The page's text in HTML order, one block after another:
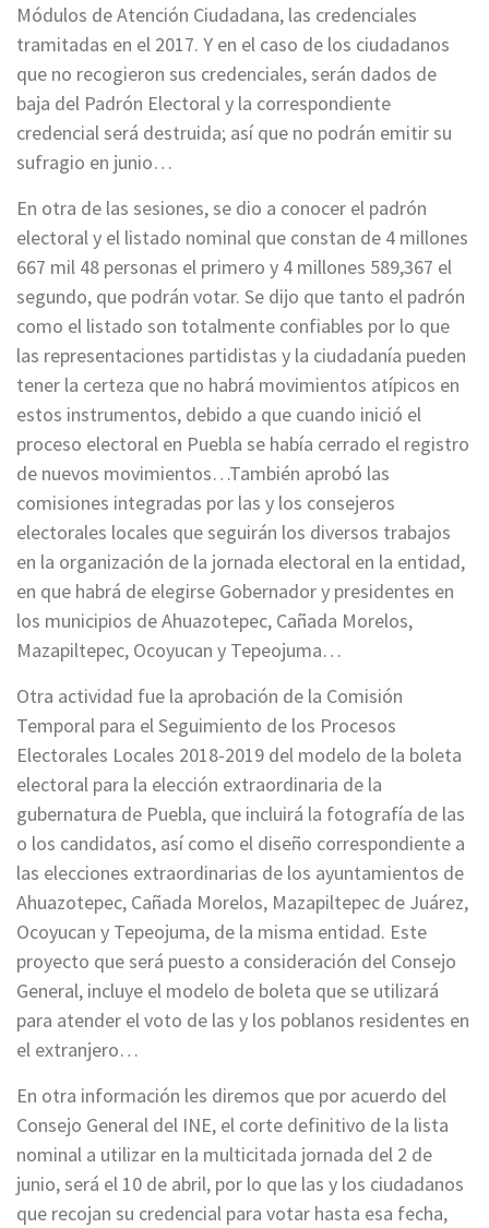
Módulos de Atención Ciudadana, las credenciales
tramitadas en el 2017. Y en el caso de los ciudadanos
que no recogieron sus credenciales, serán dados de
baja del Padrón Electoral y la correspondiente
credencial será destruida; así que no podrán emitir su
sufragio en junio…
En otra de las sesiones, se dio a conocer el padrón
electoral y el listado nominal que constan de 4 millones
667 mil 48 personas el primero y 4 millones 589,367 el
segundo, que podrán votar. Se dijo que tanto el padrón
como el listado son totalmente confiables por lo que
las representaciones partidistas y la ciudadanía pueden
tener la certeza que no habrá movimientos atípicos en
estos instrumentos, debido a que cuando inició el
proceso electoral en Puebla se había cerrado el registro
de nuevos movimientos…También aprobó las
comisiones integradas por las y los consejeros
electorales locales que seguirán los diversos trabajos
en la organización de la jornada electoral en la entidad,
en que habrá de elegirse Gobernador y presidentes en
los municipios de Ahuazotepec, Cañada Morelos,
Mazapiltepec, Ocoyucan y Tepeojuma…
Otra actividad fue la aprobación de la Comisión
Temporal para el Seguimiento de los Procesos
Electorales Locales 2018-2019 del modelo de la boleta
electoral para la elección extraordinaria de la
gubernatura de Puebla, que incluirá la fotografía de las
o los candidatos, así como el diseño correspondiente a
las elecciones extraordinarias de los ayuntamientos de
Ahuazotepec, Cañada Morelos, Mazapiltepec de Juárez,
Ocoyucan y Tepeojuma, de la misma entidad. Este
proyecto que será puesto a consideración del Consejo
General, incluye el modelo de boleta que se utilizará
para atender el voto de las y los poblanos residentes en
el extranjero…
En otra información les diremos que por acuerdo del
Consejo General del INE, el corte definitivo de la lista
nominal a utilizar en la multicitada jornada del 2 de
junio, será el 10 de abril, por lo que las y los ciudadanos
que recojan su credencial para votar hasta esa fecha,